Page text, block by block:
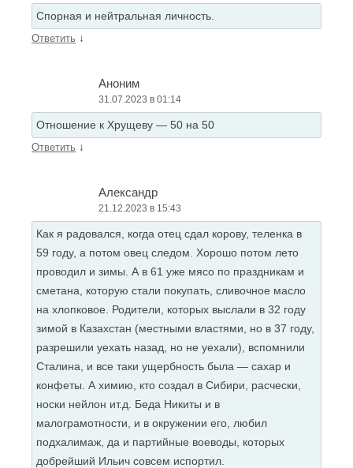
Спорная и нейтральная личность.
Ответить ↓
Аноним
31.07.2023 в 01:14
Отношение к Хрущеву — 50 на 50
Ответить ↓
Александр
21.12.2023 в 15:43
Как я радовался, когда отец сдал корову, теленка в
59 году, а потом овец следом. Хорошо потом лето
проводил и зимы. А в 61 уже мясо по праздникам и
сметана, которую стали покупать, сливочное масло
на хлопковое. Родители, которых выслали в 32 году
зимой в Казахстан (местными властями, но в 37 году,
разрешили уехать назад, но не уехали), вспомнили
Сталина, и все таки ущербность была — сахар и
конфеты. А химию, кто создал в Сибири, расчески,
носки нейлон ит.д. Беда Никиты и в
малограмотности, и в окружении его, любил
подхалимаж, да и партийные воеводы, которых
добрейший Ильич совсем испортил.